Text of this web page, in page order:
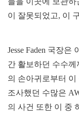
이 잘못되었고, 이
Jesse Faden 국장
간 활보하던 수수께
의 손아귀로부터 이
조사했던 수많은
의 사건 또한 이 중